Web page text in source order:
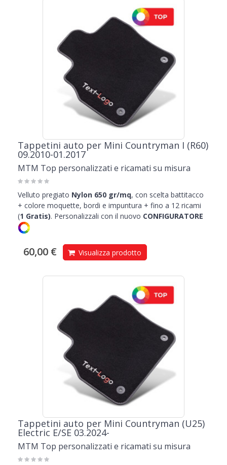
Tappetini auto per Mini Countryman I (R60)
09.2010-01.2017
MTM Top personalizzati e ricamati su misura
Velluto pregiato Nylon 650 gr/mq, con scelta battitacco
+ colore moquette, bordi e impuntura + fino a 12 ricami
(1 Gratis). Personalizzali con il nuovo CONFIGURATORE
60,00 € Visualizza prodotto
Tappetini auto per Mini Countryman (U25)
Electric E/SE 03.2024-
MTM Top personalizzati e ricamati su misura